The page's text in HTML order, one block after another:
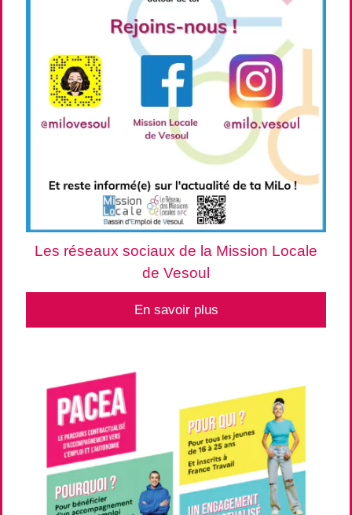
Les réseaux sociaux de la Mission Locale
de Vesoul
En savoir plus